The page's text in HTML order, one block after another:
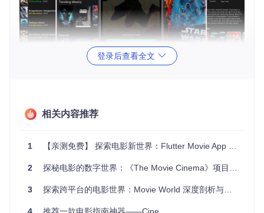
React Native （版本0.61.4）: Facebook 开发的框架，允
许跨平台开发原生应用，带来卓越的性能和一致的用户体
Redux：管理应用程序状态，确保数据流的一致性与可预测
登录后查看全文
相关内容推荐
1 【亲测免费】 探索电影新世界：Flutter Movie App —— 美观与功能并存的开源项目
2 探秘电影的数字世界：《The Movie Cinema》项目深度解析
3 探索跨平台的电影世界：Movie World 深度剖析与推荐